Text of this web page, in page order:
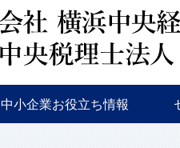
中小企業お役立ち情報
税務
金融
補助金・助成金